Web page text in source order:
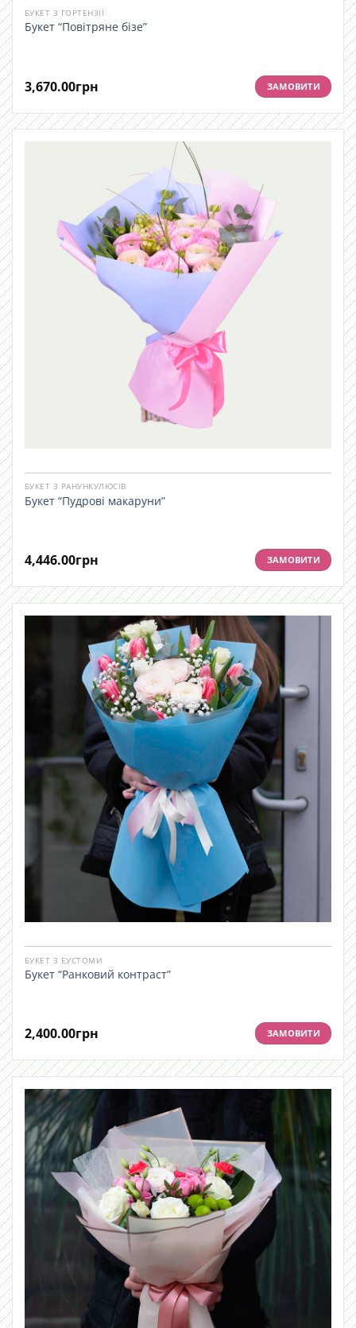
БУКЕТ З ГОРТЕНЗІЇ
Букет “Повітряне бізе”
3,670.00грн ЗАМОВИТИ
БУКЕТ З РАНУНКУЛЮСІВ
Букет “Пудрові макаруни”
4,446.00грн ЗАМОВИТИ
БУКЕТ З ЕУСТОМИ
Букет “Ранковий контраст”
2,400.00грн ЗАМОВИТИ